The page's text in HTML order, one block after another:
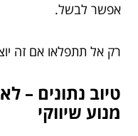
אפשר לבשל.
רק אל תתפלאו אם זה
טיוב נתונים –
מנוע שיווקי